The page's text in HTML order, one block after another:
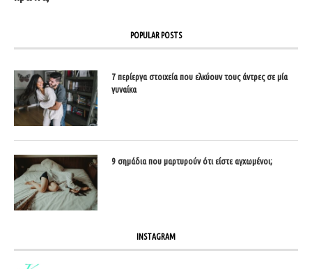
POPULAR POSTS
7 περίεργα στοιχεία που ελκύουν τους άντρες σε μία
γυναίκα
9 σημάδια που μαρτυρούν ότι είστε αγχωμένοι;
INSTAGRAM